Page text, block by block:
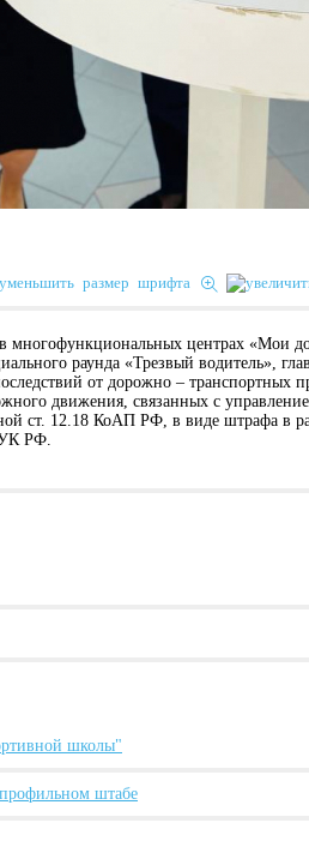
центрах «Мои
раунда «Трезвый водитель»,
от дорожно – транспортных
движения, связанных с
ст. 12.18 КоАП РФ, в виде штрафа в
УК РФ.
школы"
штабе